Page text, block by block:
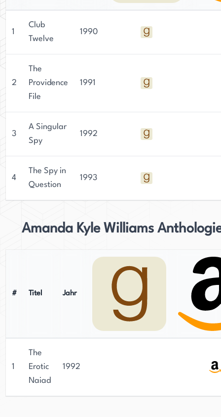
1
Club
Twelve
1990
2
The
Providence
File
1991
3
A Singular
Spy
1992
4
The Spy in
Question
1993
Amanda Kyle Williams
# Titel Jahr
1
The
Erotic
Naiad
1992